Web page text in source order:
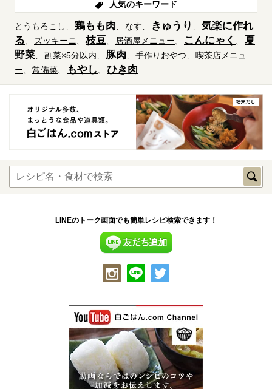
人気のキーワード
とうもろこし 鶏もも肉 なす きゅうり
気楽に作れ
る
ズッキーニ 枝豆 居酒屋メニュー こんにゃく
夏
野菜
副菜×5分以内 豚肉 手作りおやつ
喫茶店メニュ
ー
常備菜 もやし ひき肉
LINEのトーク画面でも簡単レシピ検索できます！